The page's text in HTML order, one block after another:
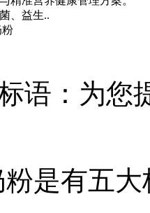
、益生..
粉
语： 为您
是有五